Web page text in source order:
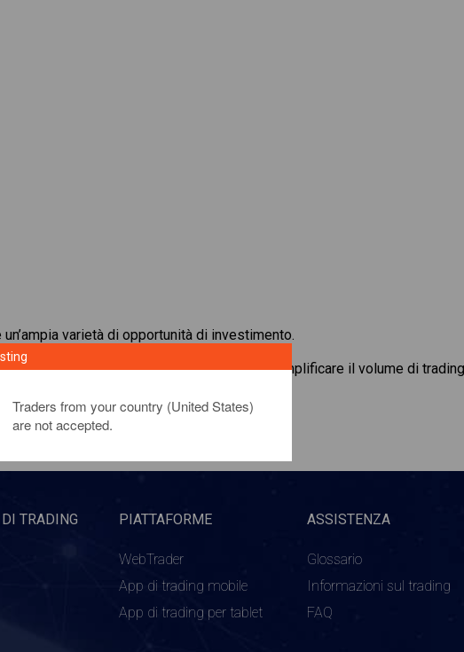
varietà di opportunità di investimento.
e sfrutta i bassi margini di deposito per amplificare il volume di
di investimento,fai clic qui
TRADING PIATTAFORME
WebTrader
App di trading mobile
App di trading per tablet
ASSISTENZA
Glossario
Informazioni sul trading
FAQ
Traders from your country (United States)
are not accepted.